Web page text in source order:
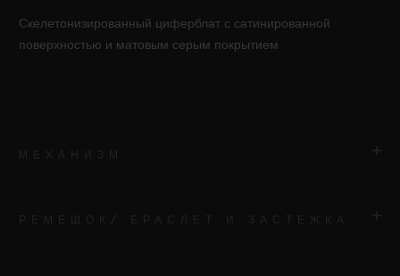
Скелетонизированный циферблат с сатинированной
поверхностью и матовым серым покрытием